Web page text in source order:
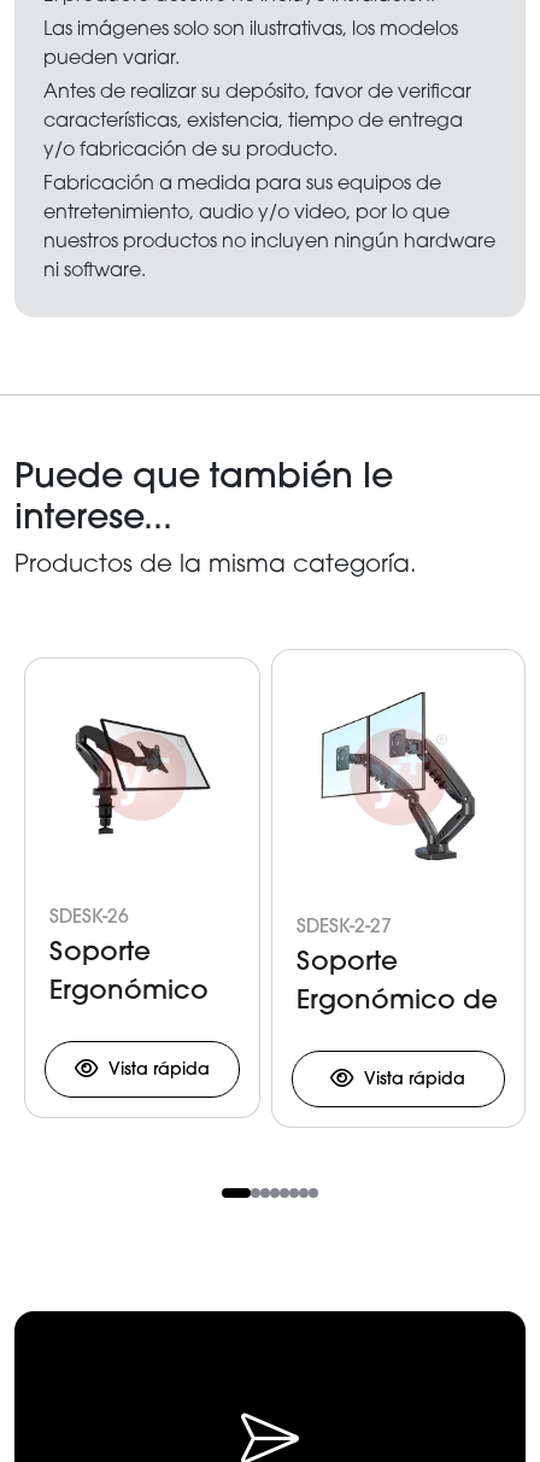
Las imágenes solo son ilustrativas, los modelos
pueden variar.
Antes de realizar su depósito, favor de verificar
características, existencia, tiempo de entrega
y/o fabricación de su producto.
Fabricación a medida para sus equipos de
entretenimiento, audio y/o video, por lo que
nuestros productos no incluyen ningún hardware
ni software.
Puede que también le
interese...
Productos de la misma categoría.
SDESK-26
Soporte
Ergonómico
Vista rápida
SDESK-2-27
Soporte
Ergonómico de
Independientes
para Doble
Vista rápida